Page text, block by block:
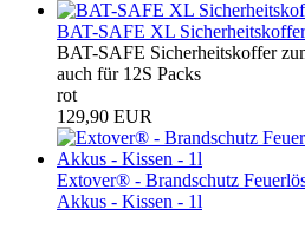
BAT-SAFE XL Sicherheitskoffer
BAT-SAFE Sicherheitskoffer
auch für 12S Packs
rot
129,90 EUR
Extover® - Brandschutz
Akkus - Kissen - 1l